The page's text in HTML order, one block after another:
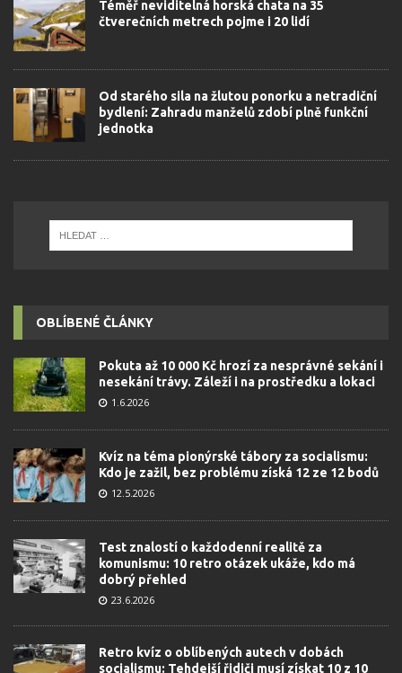
Téměř neviditelná horská chata na 35
čtverečních metrech pojme i 20 lidí
Od starého sila na žlutou ponorku a netradiční
bydlení: Zahradu manželů zdobí plně funkční
jednotka
OBLÍBENÉ ČLÁNKY
Pokuta až 10 000 Kč hrozí za nesprávné sekání i
nesekání trávy. Záleží i na prostředku a lokaci
1.6.2026
Kvíz na téma pionýrské tábory za socialismu:
Kdo je zažil, bez problému získá 12 ze 12 bodů
12.5.2026
Test znalostí o každodenní realitě za
komunismu: 10 retro otázek ukáže, kdo má
dobrý přehled
23.6.2026
Retro kvíz o oblíbených autech v dobách
socialismu: Tehdejší řidiči musí získat 10 z 10